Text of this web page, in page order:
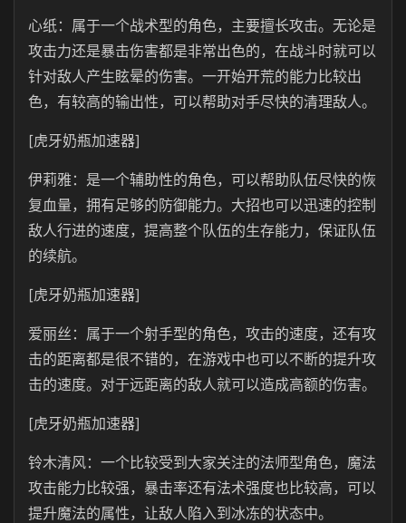
心纸：属于一个战术型的角色，主要擅长攻击。无论是
攻击力还是暴击伤害都是非常出色的，在战斗时就可以
针对敌人产生眩晕的伤害。一开始开荒的能力比较出
色，有较高的输出性，可以帮助对手尽快的清理敌人。
[虎牙奶瓶加速器]
伊莉雅：是一个辅助性的角色，可以帮助队伍尽快的恢
复血量，拥有足够的防御能力。大招也可以迅速的控制
敌人行进的速度，提高整个队伍的生存能力，保证队伍
的续航。
[虎牙奶瓶加速器]
爱丽丝：属于一个射手型的角色，攻击的速度，还有攻
击的距离都是很不错的，在游戏中也可以不断的提升攻
击的速度。对于远距离的敌人就可以造成高额的伤害。
[虎牙奶瓶加速器]
铃木清风：一个比较受到大家关注的法师型角色，魔法
攻击能力比较强，暴击率还有法术强度也比较高，可以
提升魔法的属性，让敌人陷入到冰冻的状态中。